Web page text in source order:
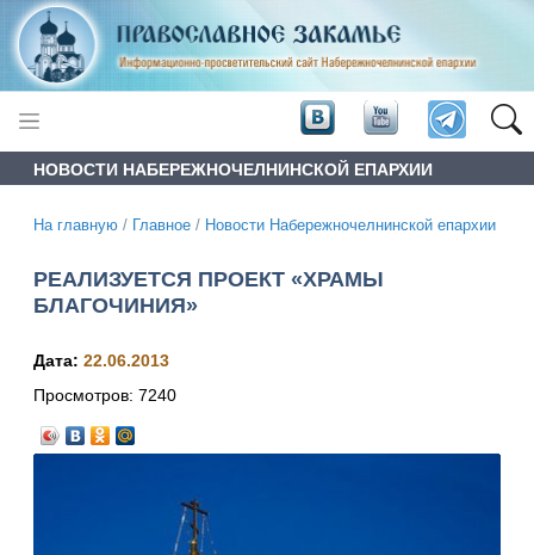
НОВОСТИ НАБЕРЕЖНОЧЕЛНИНСКОЙ ЕПАРХИИ
На главную / Главное / Новости Набережночелнинской епархии
РЕАЛИЗУЕТСЯ ПРОЕКТ «ХРАМЫ
БЛАГОЧИНИЯ»
Дата: 22.06.2013
Просмотров: 7240